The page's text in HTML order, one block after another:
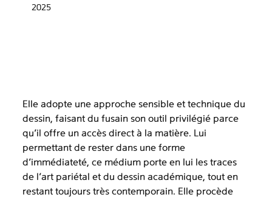
2025
Elle adopte une approche sensible et technique du
dessin, faisant du fusain son outil privilégié parce
qu'il offre un accès direct à la matière. Lui
permettant de rester dans une forme
d’immédiateté, ce médium porte en lui les traces
de l’art pariétal et du dessin académique, tout en
restant toujours très contemporain. Elle procède